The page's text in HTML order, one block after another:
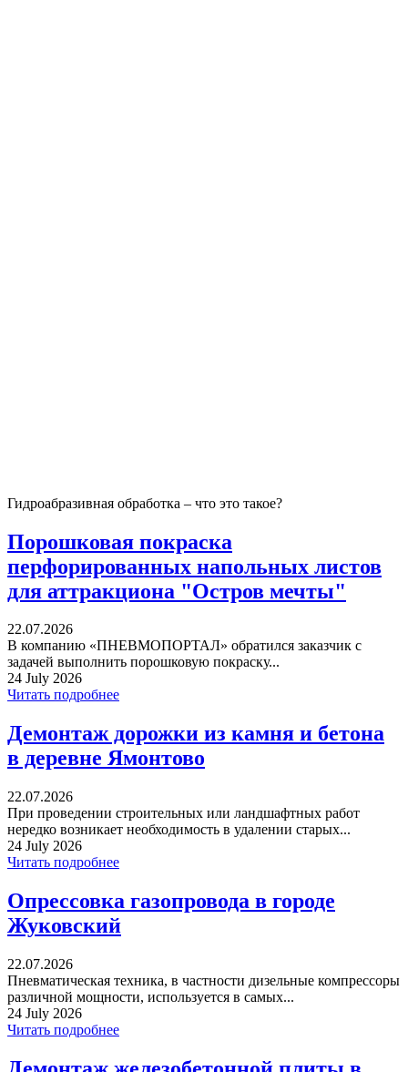
Гидроабразивная обработка – что это такое?
Порошковая покраска
перфорированных напольных листов
для аттракциона "Остров мечты"
22.07.2026
В компанию «ПНЕВМОПОРТАЛ» обратился заказчик с
задачей выполнить порошковую покраску...
24 July 2026
Читать подробнее
Демонтаж дорожки из камня и бетона
в деревне Ямонтово
22.07.2026
При проведении строительных или ландшафтных работ
нередко возникает необходимость в удалении старых...
24 July 2026
Читать подробнее
Опрессовка газопровода в городе
Жуковский
22.07.2026
Пневматическая техника, в частности дизельные компрессоры
различной мощности, используется в самых...
24 July 2026
Читать подробнее